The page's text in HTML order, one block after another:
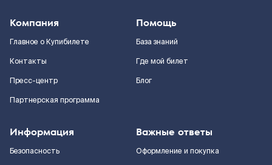
Компания
Главное о Купибилете
Контакты
Пресс-центр
Партнерская программа
Помощь
База знаний
Где мой билет
Блог
Информация
Безопасность
Важные ответы
Оформление и покупка